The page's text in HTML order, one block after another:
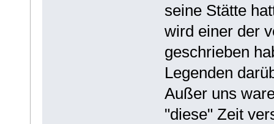
seine Stätte
wird einer der
geschrieben
Legenden
Außer uns
"diese" Zeit